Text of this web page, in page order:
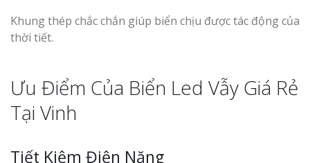
Khung thép chắc chắn giúp biển chịu được tác động của
thời tiết.
Ưu Điểm Của Biển Led Vẫy Giá Rẻ
Tại Vinh
Tiết Kiệm Điện Năng